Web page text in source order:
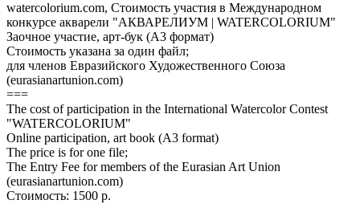
watercolorium.com, Стоимость участия в Международном
конкурсе акварели "АКВАРЕЛИУМ | WATERCOLORIUM"
Заочное участие, арт-бук (А3 формат)
Стоимость указана за один файл;
для членов Евразийского Художественного Союза
(eurasianartunion.com)
===
The cost of participation in the International Watercolor Contest
"WATERCOLORIUM"
Online participation, art book (A3 format)
The price is for one file;
The Entry Fee for members of the Eurasian Art Union
(eurasianartunion.com)
Стоимость: 1500 р.